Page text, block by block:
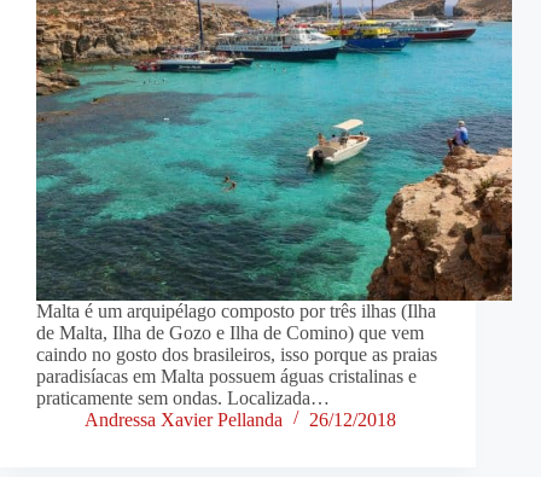
Malta é um arquipélago composto por três ilhas (Ilha
de Malta, Ilha de Gozo e Ilha de Comino) que vem
caindo no gosto dos brasileiros, isso porque as praias
paradisíacas em Malta possuem águas cristalinas e
praticamente sem ondas. Localizada…
Andressa Xavier Pellanda
26/12/2018